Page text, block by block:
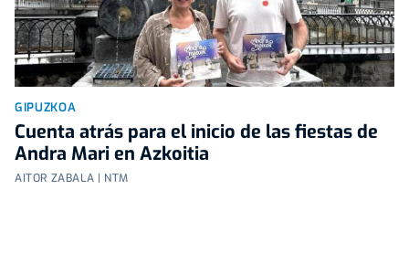
GIPUZKOA
Cuenta atrás para el inicio de las fiestas de
Andra Mari en Azkoitia
AITOR ZABALA | NTM